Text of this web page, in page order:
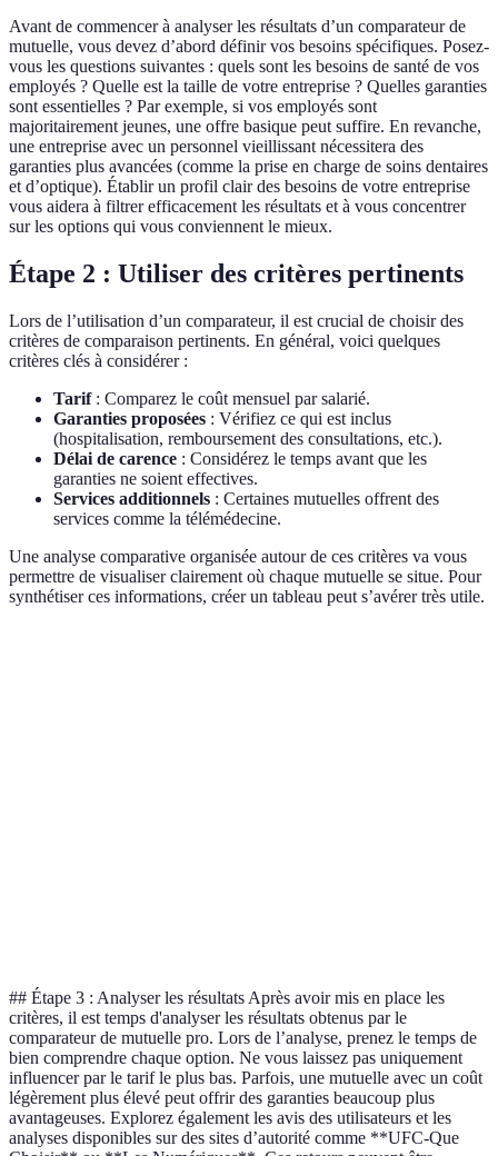
Avant de commencer à analyser les résultats d’un comparateur de
mutuelle, vous devez d’abord définir vos besoins spécifiques. Posez-
vous les questions suivantes : quels sont les besoins de santé de vos
employés ? Quelle est la taille de votre entreprise ? Quelles garanties
sont essentielles ? Par exemple, si vos employés sont
majoritairement jeunes, une offre basique peut suffire. En revanche,
une entreprise avec un personnel vieillissant nécessitera des
garanties plus avancées (comme la prise en charge de soins dentaires
et d’optique). Établir un profil clair des besoins de votre entreprise
vous aidera à filtrer efficacement les résultats et à vous concentrer
sur les options qui vous conviennent le mieux.
Étape 2 : Utiliser des critères pertinents
Lors de l’utilisation d’un comparateur, il est crucial de choisir des
critères de comparaison pertinents. En général, voici quelques
critères clés à considérer :
Tarif: Comparez le coût mensuel par salarié.
Garanties proposées : Vérifiez ce qui est inclus
(hospitalisation, remboursement des consultations, etc.).
Délai de carence : Considérez le temps avant que les
garanties ne soient effectives.
Services additionnels : Certaines mutuelles offrent des
services comme la télémédecine.
Une analyse comparative organisée autour de ces critères va vous
permettre de visualiser clairement où chaque mutuelle se situe. Pour
synthétiser ces informations, créer un tableau peut s’avérer très utile.
## Étape 3 : Analyser les résultats Après avoir mis en place les
critères, il est temps d'analyser les résultats obtenus par le
comparateur de mutuelle pro. Lors de l’analyse, prenez le temps de
bien comprendre chaque option. Ne vous laissez pas uniquement
influencer par le tarif le plus bas. Parfois, une mutuelle avec un coût
légèrement plus élevé peut offrir des garanties beaucoup plus
avantageuses. Explorez également les avis des utilisateurs et les
analyses disponibles sur des sites d’autorité comme **UFC-Que